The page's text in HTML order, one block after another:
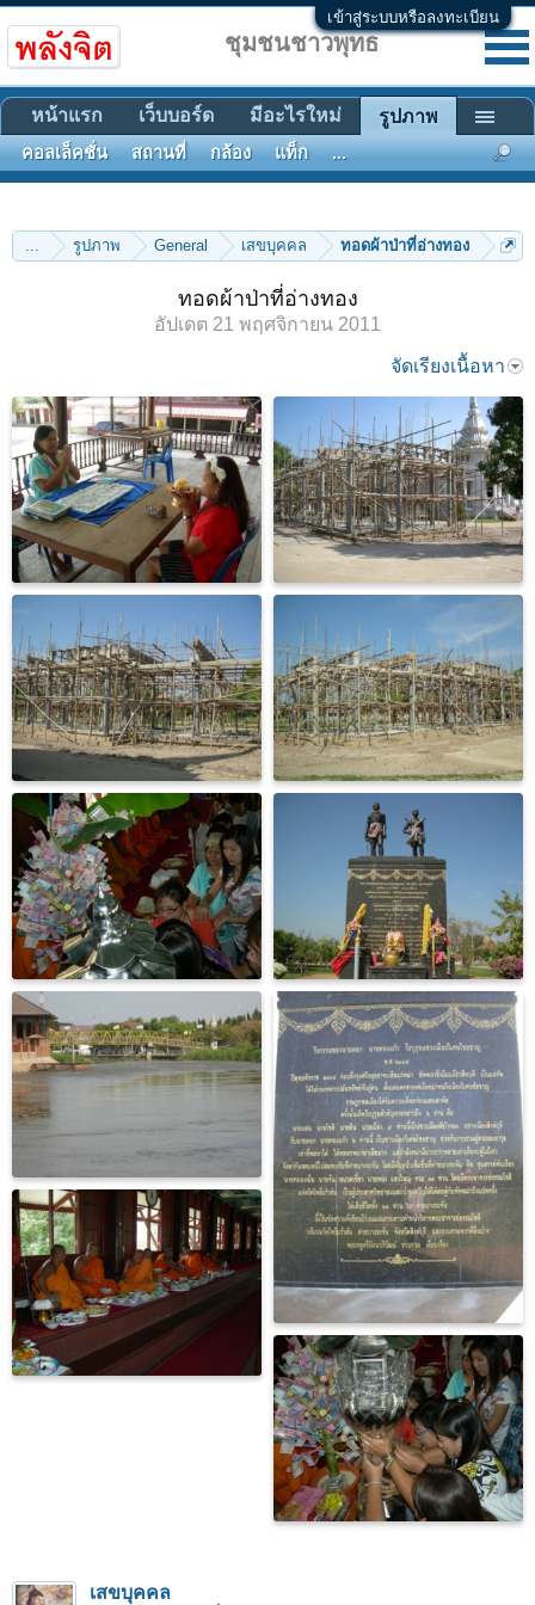
เข้าสู่ระบบหรือลงทะเบียน
... รูปภาพ General เสขบุคคล ทอดผ้าป่าที่อ่างทอง
ทอดผ้าป่าที่อ่างทอง
อัปเดต 21 พฤศจิกายน 2011
จัดเรียงเนื้อหา
เสขบุคคล
ชุมชนชาวพุทธ
หน้าแรก เว็บบอร์ด มีอะไรใหม่ รูปภาพ
คอลเล็คชั่น สถานที่ กล้อง แท็ก ...